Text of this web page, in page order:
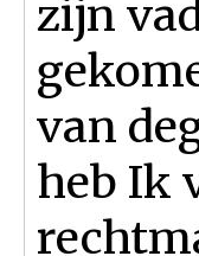
zijn
van
heb Ik